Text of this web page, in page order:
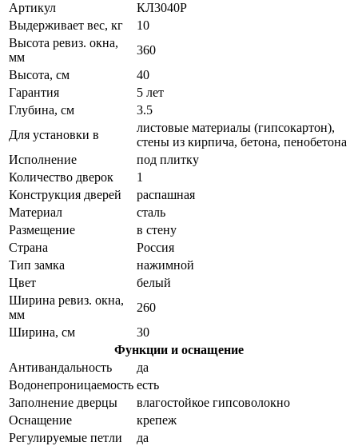
Артикул
КЛ3040Р
Выдерживает вес, кг
10
Высота ревиз. окна,
мм
360
Высота, см
40
Гарантия
5 лет
Глубина, см
3.5
Для установки в
листовые материалы (гипсокартон),
стены из кирпича, бетона, пенобетона
Исполнение
под плитку
Количество дверок
1
Конструкция дверей
распашная
Материал
сталь
Размещение
в стену
Страна
Россия
Тип замка
нажимной
Цвет
белый
Ширина ревиз. окна,
мм
260
Ширина, см
30
Функции и оснащение
Антивандальность
да
Водонепроницаемость есть
Заполнение дверцы
влагостойкое гипсоволокно
Оснащение
крепеж
Регулируемые петли
да